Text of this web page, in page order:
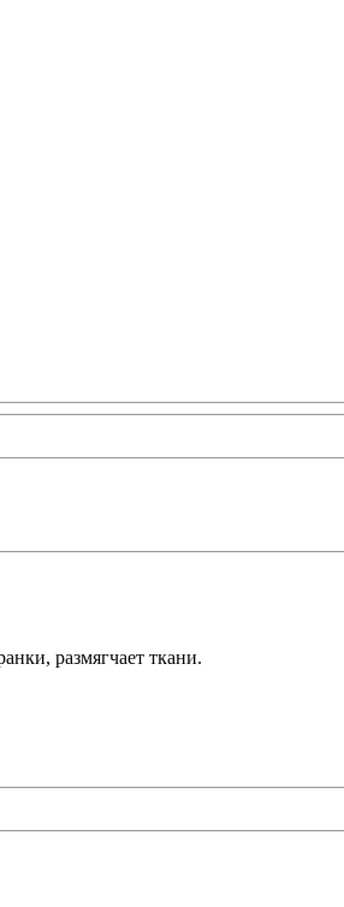
размягчает ткани.